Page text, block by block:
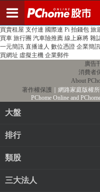
PChome首頁 線上購物 24h購物 書店
買賣租屋 支付連 國際連 Pi 拍錢包 旅
買車 旅行團 汽車險推薦 線上麻將 雜
一元簡訊 直播達人 數位憑證 企業簡訊
買網址 虛擬主機 企業郵件
廣告
消費者
About
著作權保護 ｜網路家庭版權
PChome Online and
大盤
排行
類股
三大法人